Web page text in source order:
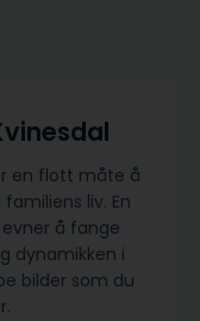
en flott måte å
liv. En
å fange
dynamikken i
bilder som du